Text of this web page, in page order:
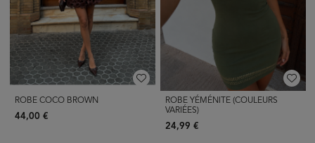
ROBE COCO BROWN
44,00 €
ROBE YÉMÉNITE (COULEURS
VARIÉES)
24,99 €